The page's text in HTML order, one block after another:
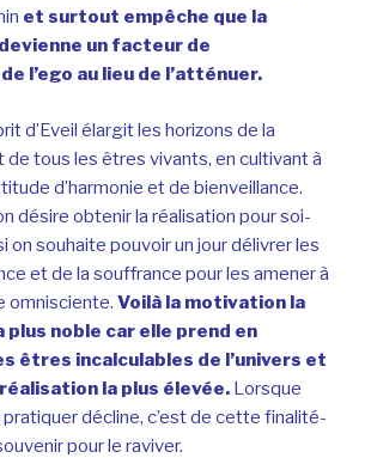
et surtout empêche que la
un facteur de
l’ego au lieu de l’atténuer.
d’Eveil élargit les horizons de la
de tous les êtres vivants, en cultivant à
d’harmonie et de bienveillance.
désire obtenir la réalisation pour soi-
on souhaite pouvoir un jour délivrer les
et de la souffrance pour les amener à
omnisciente. Voilà la motivation la
plus noble car elle prend en
êtres incalculables de l’univers et
la plus élevée. Lorsque
pratiquer décline, c’est de cette finalité-
pour le raviver.